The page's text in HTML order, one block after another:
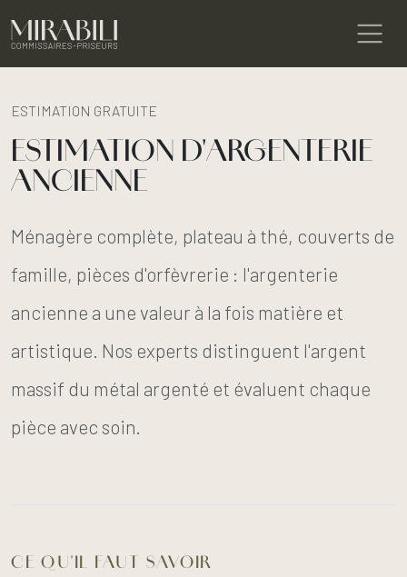
ESTIMATION GRATUITE
ESTIMATION D'ARGENTERIE
ANCIENNE
Ménagère complète, plateau à thé, couverts de
famille, pièces d'orfèvrerie : l'argenterie
ancienne a une valeur à la fois matière et
artistique. Nos experts distinguent l'argent
massif du métal argenté et évaluent chaque
pièce avec soin.
CE QU'IL FAUT SAVOIR